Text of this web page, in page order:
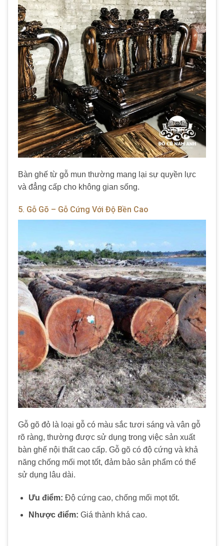
Bàn ghế từ gỗ mun thường mang lại sự quyền lực
và đẳng cấp cho không gian sống.
5. Gỗ Gõ – Gỗ Cứng Với Độ Bền Cao
Gỗ gõ đỏ là loại gỗ có màu sắc tươi sáng và vân gỗ
rõ ràng, thường được sử dụng trong việc sản xuất
bàn ghế nội thất cao cấp. Gỗ gõ có độ cứng và khả
năng chống mối mọt tốt, đảm bảo sản phẩm có thể
sử dụng lâu dài.
Ưu điểm: Độ cứng cao, chống mối mọt tốt.
Nhược điểm: Giá thành khá cao.